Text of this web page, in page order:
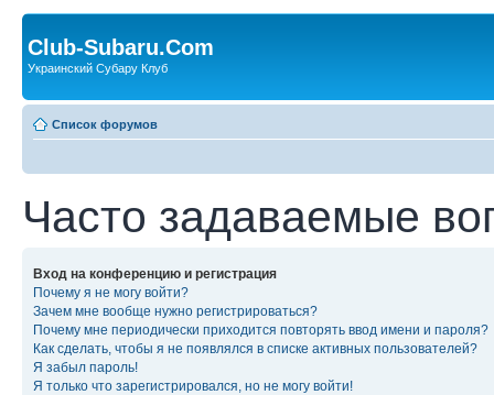
Club-Subaru.Com
Украинский Субару Клуб
Список форумов
Часто задаваемые
Вход на конференцию и регистрация
Почему я не могу войти?
Зачем мне вообще нужно регистрироваться?
Почему мне периодически приходится повторять ввод имени и пароля?
Как сделать, чтобы я не появлялся в списке активных пользователей?
Я забыл пароль!
Я только что зарегистрировался, но не могу войти!